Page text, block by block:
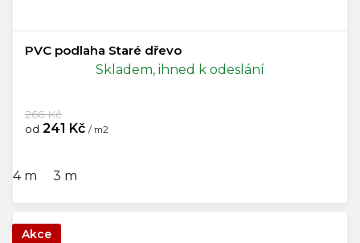
PVC podlaha Staré dřevo
Skladem, ihned k odeslání
od 241 Kč / m2
266 Kč
4 m 3 m
Akce